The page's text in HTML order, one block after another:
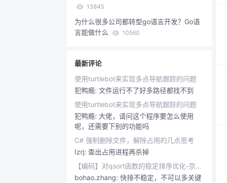
13845
为什么很多公司都转型go语言开发？Go语
言能做什么
10560
最新评论
使用turtlebot来实现多点导航跟踪的问题
犯鸭瘾: 文件运行不了好多路径都找不到
使用turtlebot来实现多点导航跟踪的问题
犯鸭瘾: 大佬，请问这个程序要怎么使用
呢，还需要下别的功能吗
C# 强制删除文件，解除占用的几点思考
Izrj: 查出占用进程再杀掉
【编码】对qsort函数的稳定排序优化-京东实习笔试编程题（一）-2016.04.08
bohao.zhang: 快排不稳定，不可以多关键